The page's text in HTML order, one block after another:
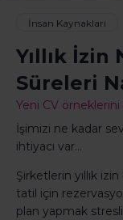
İnsan Kaynakları
Yıllık İzin
Süreleri
Yeni CV
İşimizi ne kadar
ihtiyacı var…
Şirketlerin yıllık
tatil için
plan yapmak